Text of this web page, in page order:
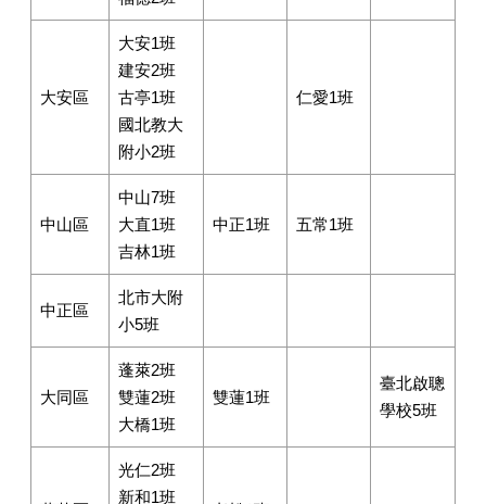
大安區
大安1班
建安2班
古亭1班
國北教大
附小2班
仁愛1班
中山區
中山7班
大直1班
吉林1班
中正1班 五常1班
中正區
北市大附
小5班
大同區
蓬萊2班
雙蓮2班
大橋1班
雙蓮1班
臺北啟聰
學校5班
光仁2班
新和1班